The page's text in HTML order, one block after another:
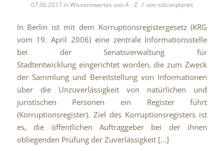
07.06.2017 inWissenswertes von A - Z / vonsiliconplanet
In Berlin ist mit dem Korruptionsregistergesetz (KRG
vom 19. April 2006) eine zentrale Informationsstelle
bei der Senatsverwaltung für
Stadtentwicklung eingerichtet worden, die zum Zweck
der Sammlung und Bereitstellung von Informationen
über die Unzuverlässigkeit von natürlichen und
juristischen Personen ein Register führt
(Korruptionsregister). Ziel des Korruptionsregisters ist
es, die öffentlichen Auftraggeber bei der ihnen
obliegenden Prüfung der Zuverlässigkeit […]